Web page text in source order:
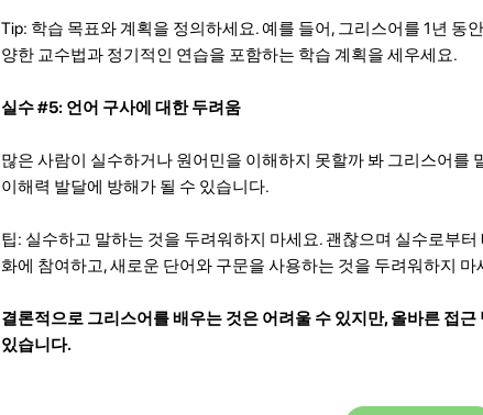
Tip: 학습 목표와 계획을 정의하세요. 예를 들어, 그리스어를 1년 동
양한 교수법과 정기적인 연습을 포함하는 학습 계획을 세우세요.
실수 #5: 언어 구사에 대한 두려움
많은 사람이 실수하거나 원어민을 이해하지 못할까 봐 그리스어를
이해력 발달에 방해가 될 수 있습니다.
팁: 실수하고 말하는 것을 두려워하지 마세요. 괜찮으며 실수로부
화에 참여하고, 새로운 단어와 구문을 사용하는 것을 두려워하지 마
결론적으로 그리스어를 배우는 것은 어려울 수 있지만, 올바른 접
있습니다.